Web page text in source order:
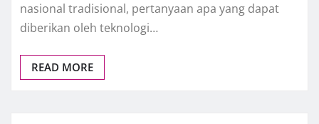
nasional tradisional, pertanyaan apa yang dapat
diberikan oleh teknologi…
READ MORE